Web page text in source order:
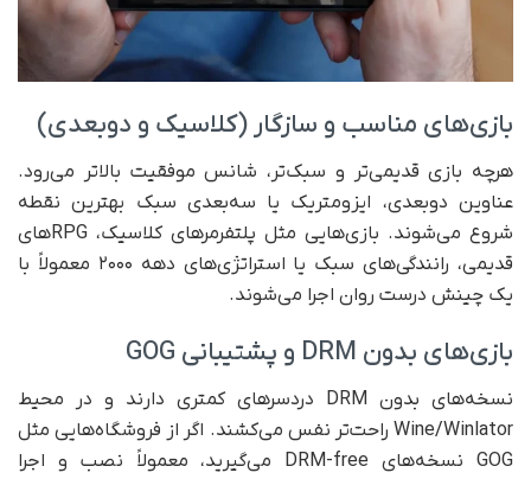
بازی‌های مناسب و سازگار (کلاسیک و دوبعدی)
هرچه بازی قدیمی‌تر و سبک‌تر، شانس موفقیت بالاتر می‌رود.
عناوین دوبعدی، ایزومتریک یا سه‌بعدی سبک بهترین نقطه
شروع می‌شوند. بازی‌هایی مثل پلتفرمرهای کلاسیک، RPGهای
قدیمی، رانندگی‌های سبک یا استراتژی‌های دهه ۲۰۰۰ معمولاً با
یک چینش درست روان اجرا می‌شوند.
بازی‌های بدون DRM و پشتیبانی GOG
نسخه‌های بدون DRM دردسرهای کمتری دارند و در محیط
Wine/Winlator راحت‌تر نفس می‌کشند. اگر از فروشگاه‌هایی مثل
GOG نسخه‌های DRM-free می‌گیرید، معمولاً نصب و اجرا